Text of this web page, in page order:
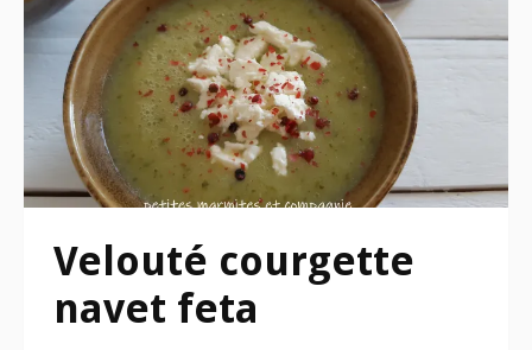
Velouté courgette
navet feta